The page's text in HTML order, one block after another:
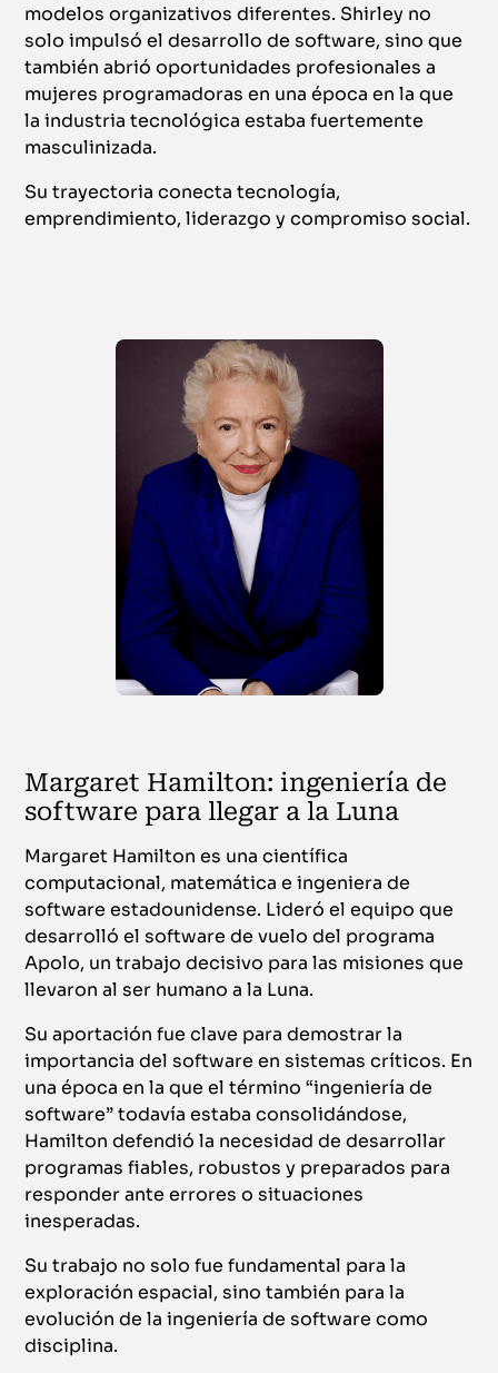
modelos organizativos diferentes. Shirley no
solo impulsó el desarrollo de software, sino que
también abrió oportunidades profesionales a
mujeres programadoras en una época en la que
la industria tecnológica estaba fuertemente
masculinizada.
Su trayectoria conecta tecnología,
emprendimiento, liderazgo y compromiso social.
Margaret Hamilton: ingeniería de
software para llegar a la Luna
Margaret Hamilton es una científica
computacional, matemática e ingeniera de
software estadounidense. Lideró el equipo que
desarrolló el software de vuelo del programa
Apolo, un trabajo decisivo para las misiones que
llevaron al ser humano a la Luna.
Su aportación fue clave para demostrar la
importancia del software en sistemas críticos. En
una época en la que el término “ingeniería de
software” todavía estaba consolidándose,
Hamilton defendió la necesidad de desarrollar
programas fiables, robustos y preparados para
responder ante errores o situaciones
inesperadas.
Su trabajo no solo fue fundamental para la
exploración espacial, sino también para la
evolución de la ingeniería de software como
disciplina.